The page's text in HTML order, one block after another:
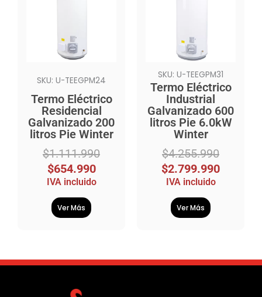
SKU: U-TEEGPM24
Termo Eléctrico
Residencial
Galvanizado 200
litros Pie Winter
$1.111.990
$654.990
IVA incluido
Ver Más
SKU: U-TEEGPM31
Termo Eléctrico
Industrial
Galvanizado 600
litros Pie 6.0kW
Winter
$4.255.990
$2.799.990
IVA incluido
Ver Más